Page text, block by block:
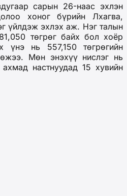
сарын 26-наас эхлэн
хоног бүрийн Лхагва,
үйлдэж эхлэх аж. Нэг талын
төгрөг байх бол хоёр
үнэ нь 557,150 төгрөгийн
Мөн энэхүү нислэг нь
настнуудад 15 хувийн